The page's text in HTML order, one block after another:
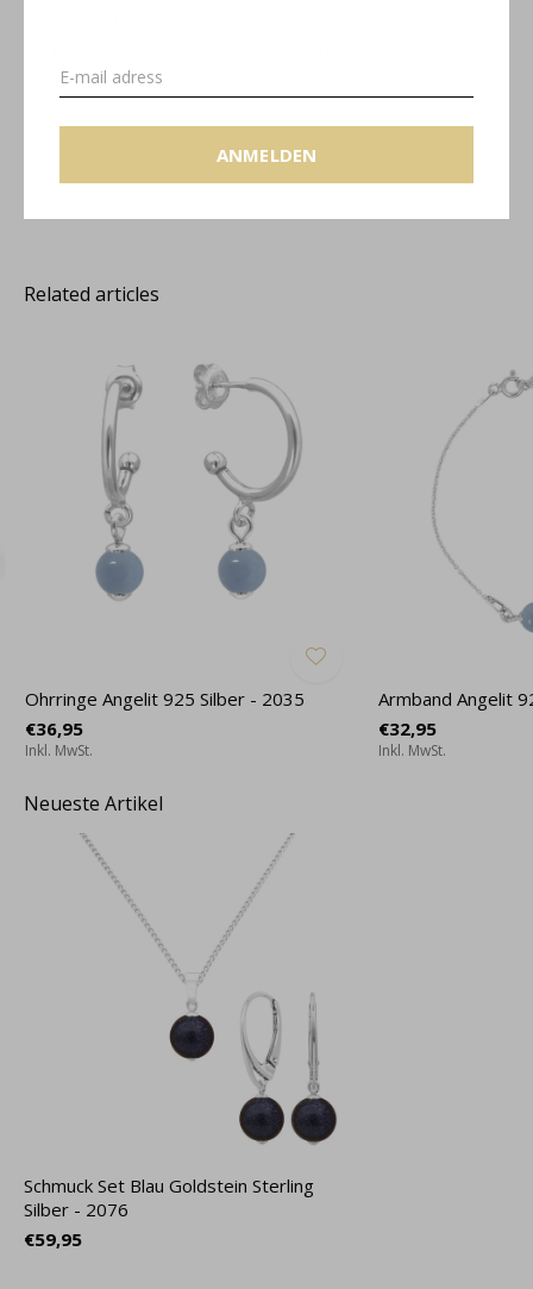
ANMELDEN
Grössentabelle
Related articles
Ohrringe Angelit 925 Silber - 2035
€36,95
Inkl. MwSt.
Armband Angelit
€32,95
Inkl. MwSt.
Neueste Artikel
Schmuck Set Blau Goldstein Sterling
Silber - 2076
€59,95